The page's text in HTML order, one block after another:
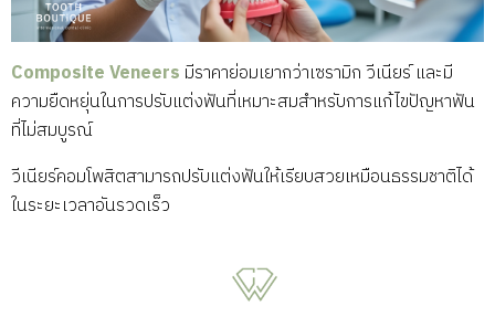
Composite Veneers มีราคาย่อมเยากว่าเซรามิก วีเนียร์ และมี
ความยืดหยุ่นในการปรับแต่งฟันที่เหมาะสมสำหรับการแก้ไขปัญหาฟัน
ที่ไม่สมบูรณ์
วีเนียร์คอมโพสิตสามารถปรับแต่งฟันให้เรียบสวยเหมือนธรรมชาติได้
ในระยะเวลาอันรวดเร็ว